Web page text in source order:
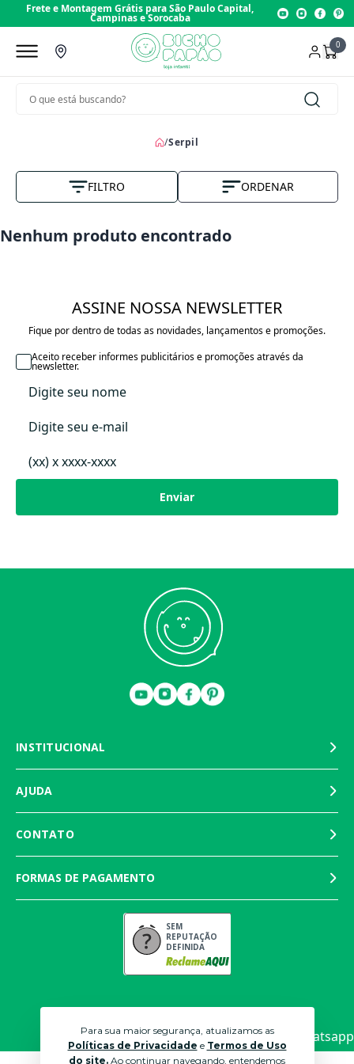
Frete e Montagem Grátis para São Paulo Capital,
Campinas e Sorocaba Mais
0
Para sua maior segurança, atualizamos as
Políticas de Privacidade e Termos de Uso
do site. Ao continuar navegando, entendemos
/Serpil
FILTRO ORDENAR
Maior Preço
Data Lançamento
Nenhum produto encontrado
ASSINE NOSSA NEWSLETTER
Fique por dentro de todas as novidades, lançamentos e promoções.
Enviar
Aceito receber informes publicitários e promoções através da
newsletter.
INSTITUCIONAL
AJUDA
CONTATO
FORMAS DE PAGAMENTO
SEM
REPUTAÇÃO
DEFINIDA